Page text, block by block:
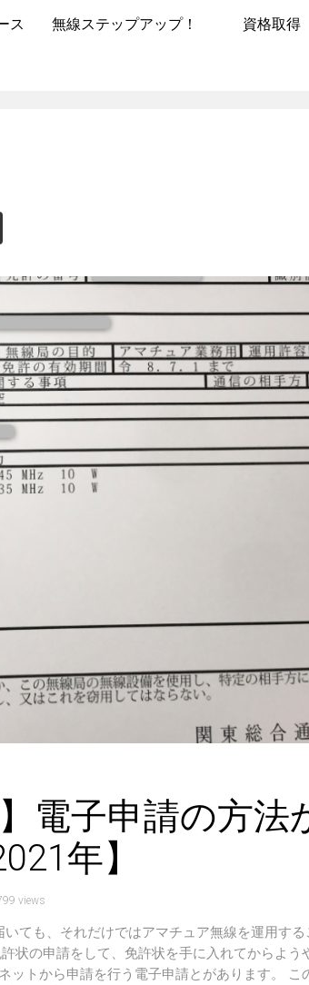
ス 無線ステップアップ！ 資格取得
電子申請の方法
年】
views
ても、それだけではアマチュア無線を運用す
状の申請をして、免許状を手に入れてからよう
ットから申請を行う電子申請とがあります。 こ